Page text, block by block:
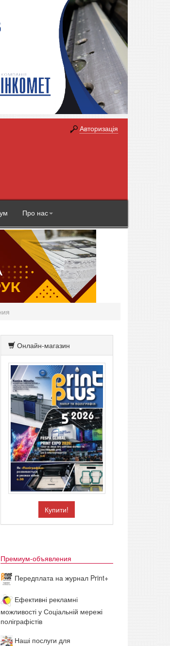
Авторизація
Про нас
Онлайн-магазин
Купити!
Премиум-объявления
Передплата на журнал Print+
Ефективні рекламні
можливості у Соціальній мережі
поліграфістів
Наші послуги для